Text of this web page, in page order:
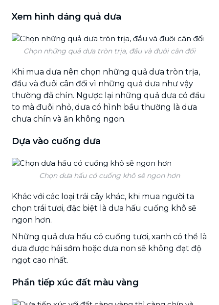
Xem hình dáng quả dưa
Chọn những quả dưa tròn trịa, đầu và đuôi cân đối
Khi mua dưa nên chọn những quả dưa tròn trịa,
đầu và đuôi cân đối vì những quả dưa như vậy
thường đã chín. Ngược lại những quả dưa có đầu
to mà đuôi nhỏ, dưa có hình bầu thường là dưa
chưa chín và ăn không ngon.
Dựa vào cuống dưa
Chọn dưa hấu có cuống khô sẽ ngon hơn
Khác với các loại trái cây khác, khi mua người ta
chọn trái tươi, đặc biệt là dưa hấu cuống khô sẽ
ngon hơn.
Những quả dưa hấu có cuống tươi, xanh có thể là
dưa được hái sớm hoặc dưa non sẽ không đạt độ
ngọt cao nhất.
Phần tiếp xúc đất màu vàng